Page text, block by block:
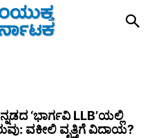
‘ಭಾರ್ಗವಿ LLB’ಯಲ್ಲಿ
ವಕೀಲಿ ವೃತ್ತಿಗೆ ವಿದಾಯ?